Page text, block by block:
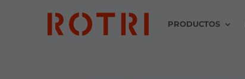
PRODUCTOS